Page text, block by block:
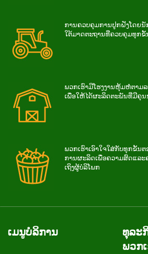
ການ​ຄວບ​ຄຸມ​ການ​ປູກ​ຝັງ​ໂດຍ​
ໃຕ້​ມາດ​ຕະ​ຖານ​ທີ່​ຄວບ​ຄຸມ​ທຸກ​ຂັ້
ພວກເຮົາມີໂຮງງານຫຸ້ມຫໍ່ຕາມລ
ເພື່ອໃຫ້ໄດ້ຜະລິດຕະພັນທີ່ມີຄຸ
ພວກ​ເຮົາ​ເອົາ​ໃຈ​ໃສ່​ກັບ​ທຸກ​ຂັ້ນ​
ການ​ຜະ​ລິດ​ເພື່ອ​ຄວາມ​ສົດ​ແລະ​
ເຖິງ​ຜູ້​ບໍ​ລິ​ໂພກ
ເມນູບໍລິການ
ທຸລະ
ພວກ